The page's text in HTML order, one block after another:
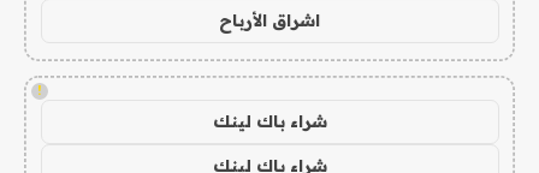
اشراق الأرباح
!
شراء باك لينك
شراء باك لينك